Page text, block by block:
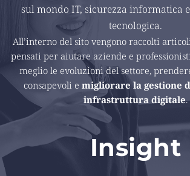
sul mondo IT, sicurezza informatica
tecnologica.
All’interno del sito vengono raccolti
pensati per aiutare aziende e
meglio le evoluzioni del settore,
consapevoli e migliorare la gestione
infrastruttura digitale.
Insight